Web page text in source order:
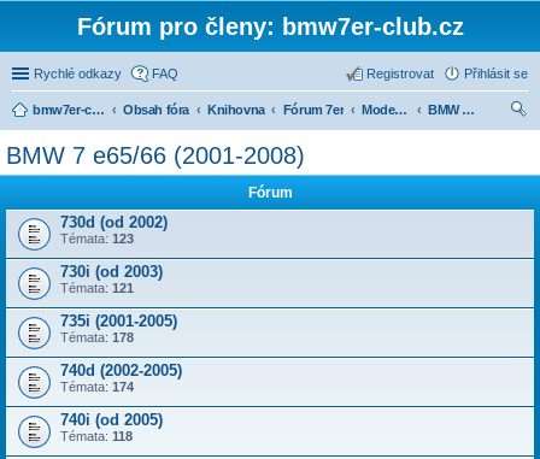
Fórum pro členy: bmw7er-club.cz
Rychlé odkazy FAQ Přihlásit se
Registrovat
bmw7er-club.cz Obsah fóra Knihovna Fórum 7er Modely BMW 7er
BMW 7 e65/66 (2001-2008)
BMW 7 e65/66 (2001-2008)
Fórum
730d (od 2002)
Témata: 123
730i (od 2003)
Témata: 121
735i (2001-2005)
Témata: 178
740d (2002-2005)
Témata: 174
740i (od 2005)
Témata: 118